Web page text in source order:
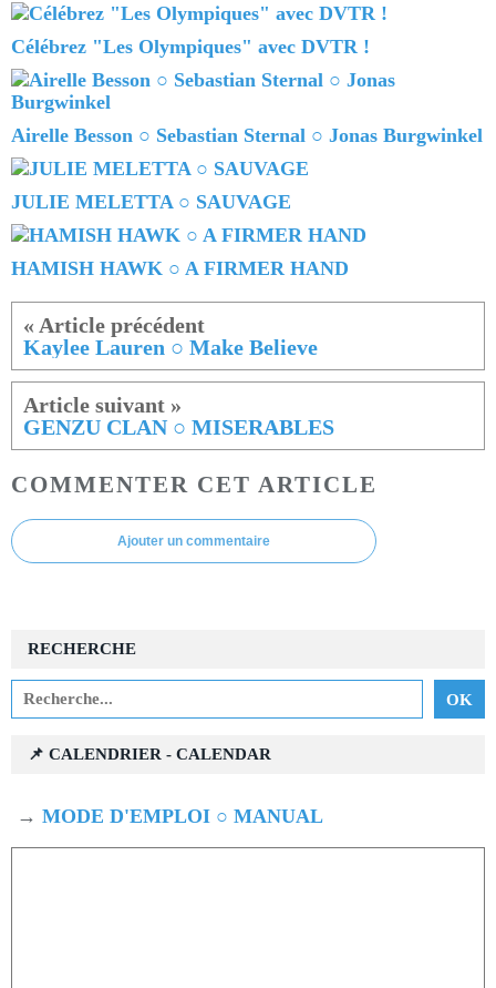
Célébrez "Les Olympiques" avec DVTR !
Airelle Besson ○ Sebastian Sternal ○ Jonas Burgwinkel
JULIE MELETTA ○ SAUVAGE
HAMISH HAWK ○ A FIRMER HAND
Kaylee Lauren ○ Make Believe
GENZU CLAN ○ MISERABLES
COMMENTER CET ARTICLE
Ajouter un commentaire
RECHERCHE
📌 CALENDRIER - CALENDAR
→ MODE D'EMPLOI ○ MANUAL